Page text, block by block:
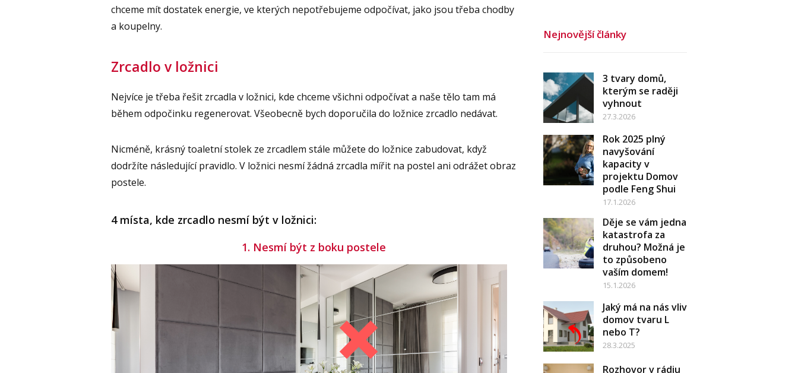
chceme mít dostatek energie, ve kterých nepotřebujeme odpočívat, jako jsou třeba chodby
a koupelny.
Zrcadlo v ložnici
Nejvíce je třeba řešit zrcadla v ložnici, kde chceme všichni odpočívat a naše tělo tam má
během odpočinku regenerovat. Všeobecně bych doporučila do ložnice zrcadlo nedávat.
Nicméně, krásný toaletní stolek ze zrcadlem stále můžete do ložnice zabudovat, když
dodržíte následující pravidlo. V ložnici nesmí žádná zrcadla mířit na postel ani odrážet obraz
postele.
4 místa, kde zrcadlo nesmí být v ložnici:
1. Nesmí být z boku postele
Nejnovější články
3 tvary domů,
kterým se raději
vyhnout
27.3.2026
Rok 2025 plný
navyšování
kapacity v
projektu Domov
podle Feng Shui
17.1.2026
Děje se vám jedna
katastrofa za
druhou? Možná je
to způsobeno
vaším domem!
15.1.2026
Jaký má na nás vliv
domov tvaru L
nebo T?
28.3.2025
Rozhovor v rádiu